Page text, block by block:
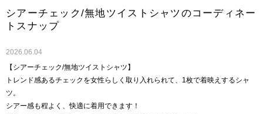
シアーチェック/無地ツイストシャツのコーディネー
トスナップ
2026.06.04
【シアーチェック/無地ツイストシャツ】
トレンド感あるチェックを女性らしく取り入れられて、1枚で着映えするシャ
ツ。
シアー感も程よく、快適に着用できます！